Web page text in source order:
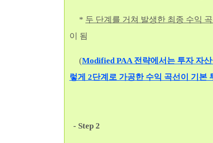
* 두 단계를 거쳐 발생한 최종 수익
이 됨
(Modified PAA 전략에서는 투자 자
렇게 2단계로 가공한 수익 곡선이 기본
- Step 2